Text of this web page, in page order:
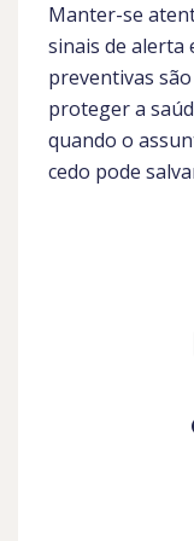
Manter-se
sinais de alerta
preventivas
proteger a
quando o
cedo pode